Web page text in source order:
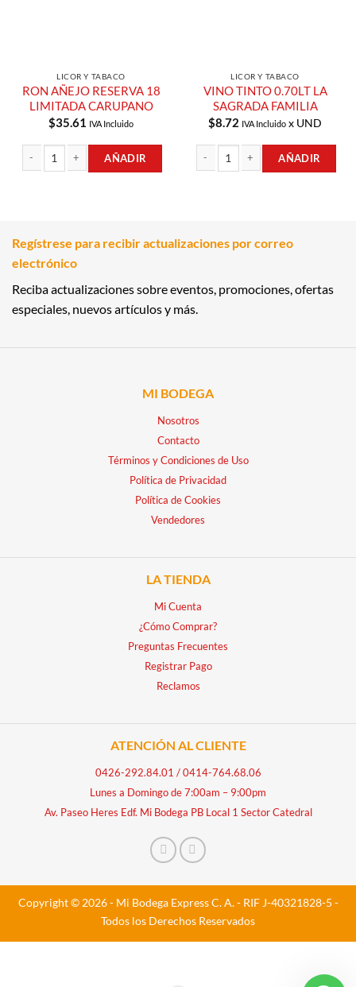
LICOR Y TABACO
RON AÑEJO RESERVA 18
LIMITADA CARUPANO
$35.61 IVA Incluido
AÑADIR
LICOR Y TABACO
VINO TINTO 0.70LT LA
SAGRADA FAMILIA
$8.72 IVA Incluido x UND
AÑADIR
Regístrese para recibir actualizaciones por correo
electrónico
Reciba actualizaciones sobre eventos, promociones, ofertas
especiales, nuevos artículos y más.
MI BODEGA
Nosotros
Contacto
Términos y Condiciones de Uso
Política de Privacidad
Política de Cookies
Vendedores
LA TIENDA
Mi Cuenta
¿Cómo Comprar?
Preguntas Frecuentes
Registrar Pago
Reclamos
ATENCIÓN AL CLIENTE
0426-292.84.01 /0414-764.68.06
Lunes a Domingo de 7:00am – 9:00pm
Av. Paseo Heres Edf. Mi Bodega PB Local 1 Sector Catedral
Copyright © 2026 - Mi Bodega Express C. A. - RIF J-40321828-5 -
Todos los Derechos Reservados